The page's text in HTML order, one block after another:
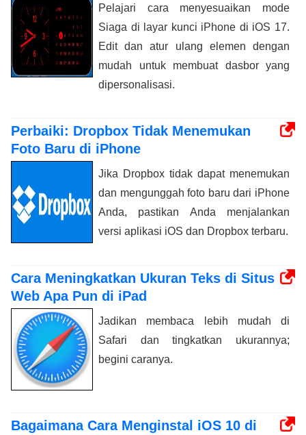
Pelajari cara menyesuaikan mode
Siaga di layar kunci iPhone di iOS 17.
Edit dan atur ulang elemen dengan
mudah untuk membuat dasbor yang
dipersonalisasi.
Perbaiki: Dropbox Tidak Menemukan
Foto Baru di iPhone
Jika Dropbox tidak dapat menemukan
dan mengunggah foto baru dari iPhone
Anda, pastikan Anda menjalankan
versi aplikasi iOS dan Dropbox terbaru.
Cara Meningkatkan Ukuran Teks di Situs
Web Apa Pun di iPad
Jadikan membaca lebih mudah di
Safari dan tingkatkan ukurannya;
begini caranya.
Bagaimana Cara Menginstal iOS 10 di